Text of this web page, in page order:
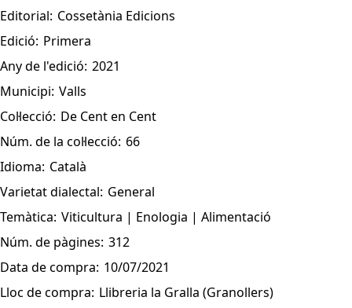
Editorial: Cossetània Edicions
Edició: Primera
Any de l'edició: 2021
Municipi: Valls
Col·lecció: De Cent en Cent
Núm. de la col·lecció: 66
Idioma: Català
Varietat dialectal: General
Temàtica: Viticultura | Enologia | Alimentació
Núm. de pàgines: 312
Data de compra: 10/07/2021
Lloc de compra: Llibreria la Gralla (Granollers)